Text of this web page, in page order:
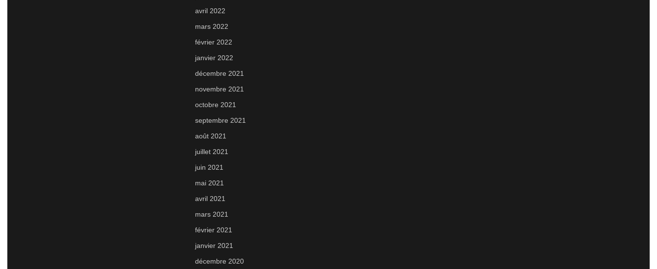
avril 2022
mars 2022
février 2022
janvier 2022
décembre 2021
novembre 2021
octobre 2021
septembre 2021
août 2021
juillet 2021
juin 2021
mai 2021
avril 2021
mars 2021
février 2021
janvier 2021
décembre 2020